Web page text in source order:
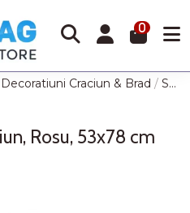
0
Decoratiuni Craciun & Brad Sac pentru Mos Craciun, Rosu, 53x78 cm
Rosu, 53x78 cm